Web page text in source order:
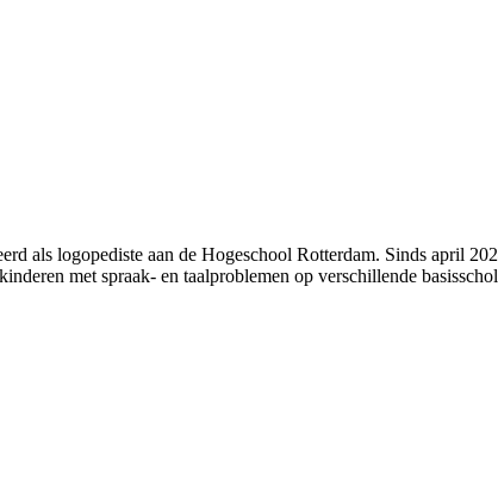
als logopediste aan de Hogeschool Rotterdam. Sinds april
met spraak- en taalproblemen op verschillende